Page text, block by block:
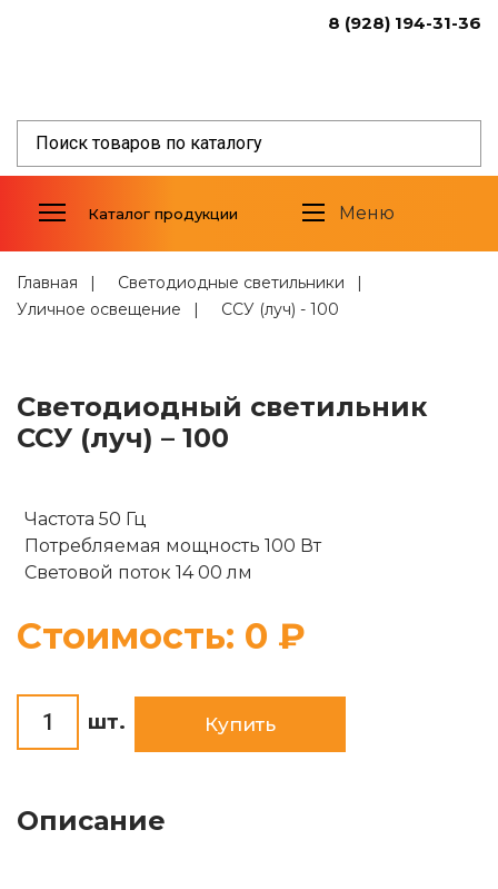
8 (928) 194-31-36
Каталог продукции Меню
Уличное освещение
Промышленное освещение
Светодиодные прожекторы
Фитосветильники
Светильники спец.назначения
Алюминиевый профиль
Стабилизированные источники
тока
Комплектующие
Солнечные батареи
Главная
Светодиодные светильники
Уличное освещение
ССУ (луч) - 100
Светодиодный светильник
ССУ (луч) – 100
Частота 50 Гц
Потребляемая мощность 100 Вт
Световой поток 14 00 лм
Стоимость: 0 ₽
шт. Купить
Описание